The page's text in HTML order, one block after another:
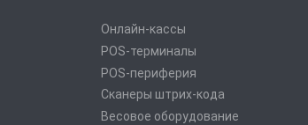
Онлайн-кассы
POS-терминалы
POS-периферия
Сканеры штрих-кода
Весовое оборудование